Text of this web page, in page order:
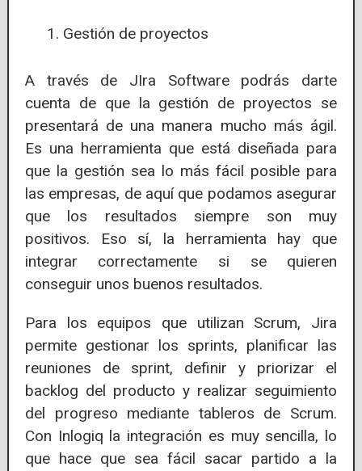
Gestión de proyectos
A través de JIra Software podrás darte
cuenta de que la gestión de proyectos se
presentará de una manera mucho más ágil.
Es una herramienta que está diseñada para
que la gestión sea lo más fácil posible para
las empresas, de aquí que podamos asegurar
que los resultados siempre son muy
positivos. Eso sí, la herramienta hay que
integrar correctamente si se quieren
conseguir unos buenos resultados.
Para los equipos que utilizan Scrum, Jira
permite gestionar los sprints, planificar las
reuniones de sprint, definir y priorizar el
backlog del producto y realizar seguimiento
del progreso mediante tableros de Scrum.
Con Inlogiq la integración es muy sencilla, lo
que hace que sea fácil sacar partido a la